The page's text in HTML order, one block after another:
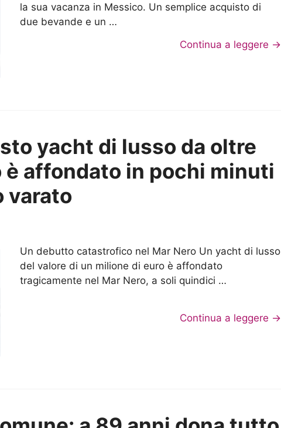
la sua vacanza in Messico. Un semplice acquisto di
due bevande e un …
Continua a leggere →
yacht di lusso da oltre
è affondato in pochi minuti
varato
Un debutto catastrofico nel Mar Nero Un yacht di lusso
del valore di un milione di euro è affondato
tragicamente nel Mar Nero, a soli quindici …
Continua a leggere →